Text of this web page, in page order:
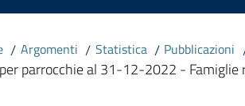
/ Argomenti / Statistica / Pubblicazioni
parrocchie al 31-12-2022 -